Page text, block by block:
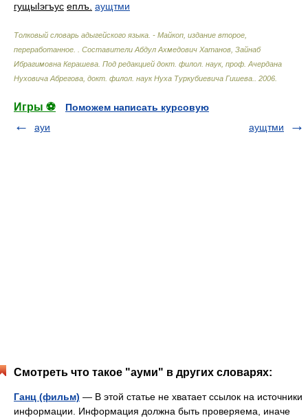
гущыIэгъус еплъ. аущтми
Толковый словарь адыгейского языка. - Майкоп, издание второе,
переработанное.
Составители Абдул Ахмедович Хатанов, Зайнаб
Ибрагимовна Керашева. Под редакцией докт. филол. наук, проф. Ачердана
Нуховича Абрегова, докт. филол. наук Нуха Туркубиевича Гишева.
2006
Игры ⚽
Поможем написать курсовую
ауи
аущтми
Смотреть что такое "ауми" в других словарях:
Ганц (фильм) — В этой статье не хватает ссылок на источники
информации. Информация должна быть проверяема, иначе